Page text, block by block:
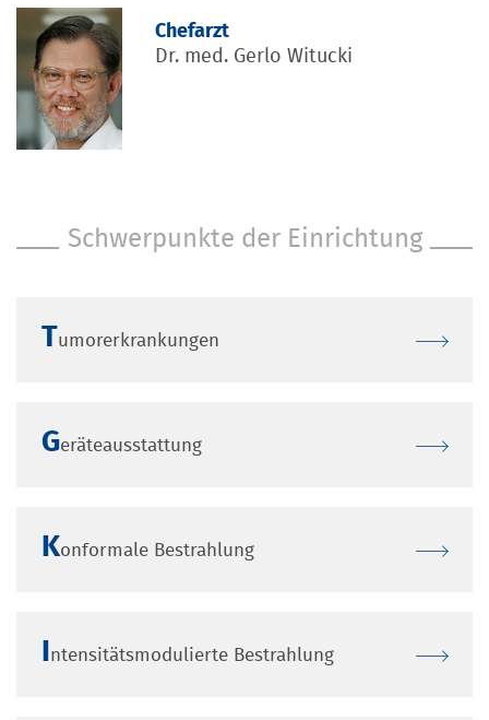
Chefarzt
Dr. med. Gerlo Witucki
Schwerpunkte der Einrichtung
Tumorerkrankungen
Geräteausstattung
Konformale Bestrahlung
ntensitätsmodulierte Bestrahlung